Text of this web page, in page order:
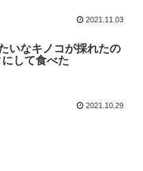
2021.11.03
いなキノコが採れたの
して食べた
2021.10.29